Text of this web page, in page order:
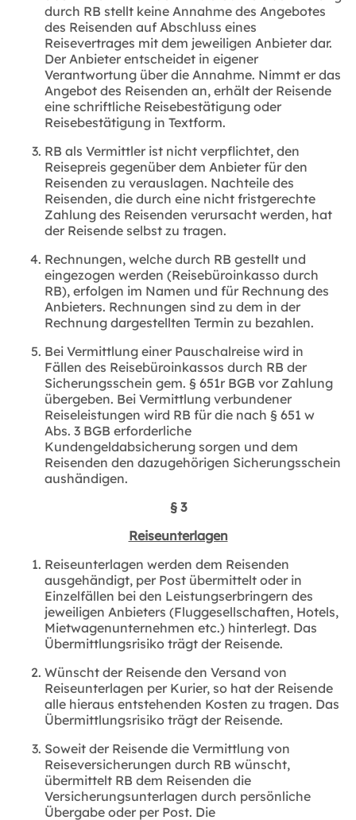
durch RB stellt keine Annahme des Angebotes
des Reisenden auf Abschluss eines
Reisevertrages mit dem jeweiligen Anbieter dar.
Der Anbieter entscheidet in eigener
Verantwortung über die Annahme. Nimmt er das
Angebot des Reisenden an, erhält der Reisende
eine schriftliche Reisebestätigung oder
Reisebestätigung in Textform.
RB als Vermittler ist nicht verpflichtet, den
Reisepreis gegenüber dem Anbieter für den
Reisenden zu verauslagen. Nachteile des
Reisenden, die durch eine nicht fristgerechte
Zahlung des Reisenden verursacht werden, hat
der Reisende selbst zu tragen.
Rechnungen, welche durch RB gestellt und
eingezogen werden (Reisebüroinkasso durch
RB), erfolgen im Namen und für Rechnung des
Anbieters. Rechnungen sind zu dem in der
Rechnung dargestellten Termin zu bezahlen.
Bei Vermittlung einer Pauschalreise wird in
Fällen des Reisebüroinkassos durch RB der
Sicherungsschein gem. § 651r BGB vor Zahlung
übergeben. Bei Vermittlung verbundener
Reiseleistungen wird RB für die nach § 651 w
Abs. 3 BGB erforderliche
Kundengeldabsicherung sorgen und dem
Reisenden den dazugehörigen Sicherungsschein
aushändigen.
§ 3
Reiseunterlagen
Reiseunterlagen werden dem Reisenden
ausgehändigt, per Post übermittelt oder in
Einzelfällen bei den Leistungserbringern des
jeweiligen Anbieters (Fluggesellschaften, Hotels,
Mietwagenunternehmen etc.) hinterlegt. Das
Übermittlungsrisiko trägt der Reisende.
Wünscht der Reisende den Versand von
Reiseunterlagen per Kurier, so hat der Reisende
alle hieraus entstehenden Kosten zu tragen. Das
Übermittlungsrisiko trägt der Reisende.
Soweit der Reisende die Vermittlung von
Reiseversicherungen durch RB wünscht,
übermittelt RB dem Reisenden die
Versicherungsunterlagen durch persönliche
Übergabe oder per Post. Die